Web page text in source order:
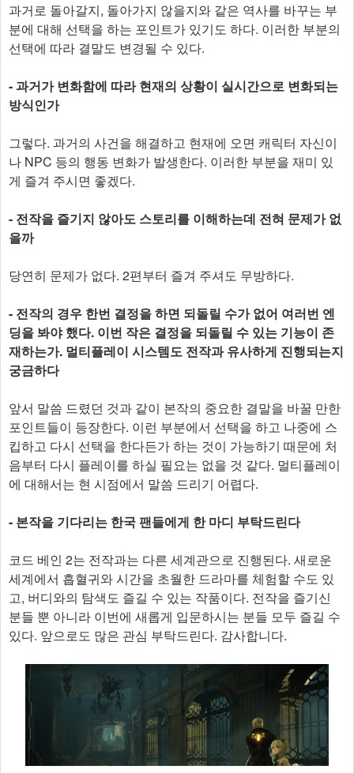
과거로 돌아갈지, 돌아가지 않을지와 같은 역사를 바꾸는 부
분에 대해 선택을 하는 포인트가 있기도 하다. 이러한 부분의
선택에 따라 결말도 변경될 수 있다.
- 과거가 변화함에 따라 현재의 상황이 실시간으로 변화되는
방식인가
그렇다. 과거의 사건을 해결하고 현재에 오면 캐릭터 자신이
나 NPC 등의 행동 변화가 발생한다. 이러한 부분을 재미 있
게 즐겨 주시면 좋겠다.
- 전작을 즐기지 않아도 스토리를 이해하는데 전혀 문제가 없
을까
당연히 문제가 없다. 2편부터 즐겨 주셔도 무방하다.
- 전작의 경우 한번 결정을 하면 되돌릴 수가 없어 여러번 엔
딩을 봐야 했다. 이번 작은 결정을 되돌릴 수 있는 기능이 존
재하는가. 멀티플레이 시스템도 전작과 유사하게 진행되는지
궁금하다
앞서 말씀 드렸던 것과 같이 본작의 중요한 결말을 바꿀 만한
포인트들이 등장한다. 이런 부분에서 선택을 하고 나중에 스
킵하고 다시 선택을 한다든가 하는 것이 가능하기 때문에 처
음부터 다시 플레이를 하실 필요는 없을 것 같다. 멀티플레이
에 대해서는 현 시점에서 말씀 드리기 어렵다.
- 본작을 기다리는 한국 팬들에게 한 마디 부탁드린다
코드 베인 2는 전작과는 다른 세계관으로 진행된다. 새로운
세계에서 흡혈귀와 시간을 초월한 드라마를 체험할 수도 있
고, 버디와의 탐색도 즐길 수 있는 작품이다. 전작을 즐기신
분들 뿐 아니라 이번에 새롭게 입문하시는 분들 모두 즐길 수
있다. 앞으로도 많은 관심 부탁드린다. 감사합니다.